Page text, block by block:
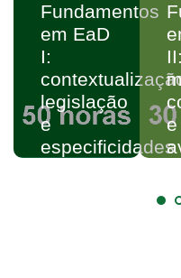
Fundamentos
em EaD
I:
legislação
e
especificidades
II:
e